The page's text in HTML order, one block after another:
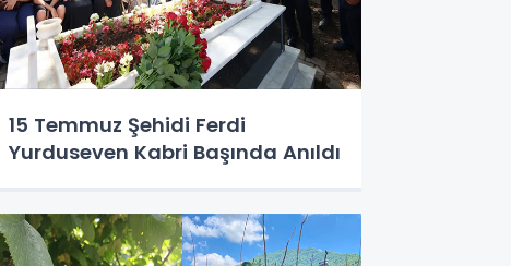
15 Temmuz Şehidi Ferdi
Yurduseven Kabri Başında Anıldı